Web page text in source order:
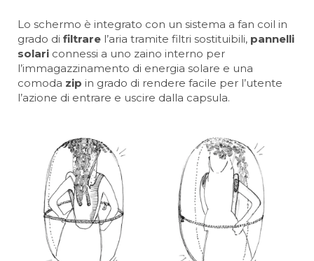
Lo schermo è integrato con un sistema a fan coil in
grado di filtrare l’aria tramite filtri sostituibili, pannelli
solari connessi a uno zaino interno per
l’immagazzinamento di energia solare e una
comoda zip in grado di rendere facile per l’utente
l’azione di entrare e uscire dalla capsula.